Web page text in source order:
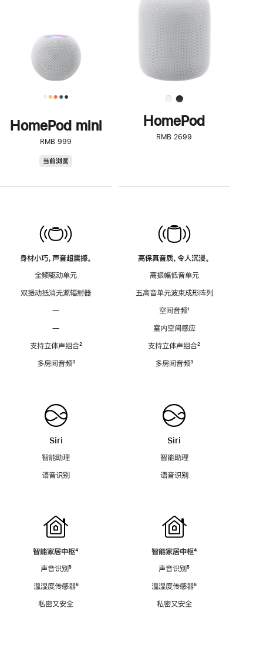
HomePod mini
RMB 999
当前浏览
身材小巧，声音超震撼。
全频驱动单元
双振动抵消无源辐射器
—
—
支持立体声组合脚
²
多房间音频脚
³
Siri
智能助理
语音识别
智能家居中枢脚
⁴
声音识别脚
⁵
温湿度传感器脚
⁶
私密又安全
了
解
HomePod<
HomePod
RMB 2699
高保真音质，令人沉浸。
高振幅低音单元
五高音单元波束成形阵列
空间音频脚
¹
室内空间感应
支持立体声组合脚
²
多房间音频脚
³
Siri
智能助理
语音识别
智能家居中枢脚
⁴
声音识别脚
⁵
温湿度传感器脚
⁶
私密又安全